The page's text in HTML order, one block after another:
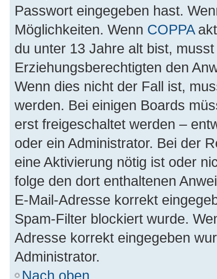
Passwort eingegeben hast.
Möglichkeiten. Wenn COPPA
du unter 13 Jahre alt bist,
Erziehungsberechtigten den
Wenn dies nicht der Fall ist,
werden. Bei einigen Boards
erst freigeschaltet werden –
oder ein Administrator. Bei der
eine Aktivierung nötig ist oder
folge den dort enthaltenen
E-Mail-Adresse korrekt
Spam-Filter blockiert wurde.
Adresse korrekt eingegeben
Administrator.
Nach oben